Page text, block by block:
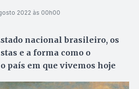
2022 às 00h00
nacional brasileiro, os
e a forma como o
país em que vivemos hoje